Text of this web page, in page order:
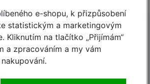
Skvělé ceny
e-shopu, k přizpůsobení
statistickým a marketingovým
Kliknutím na tlačítko „Přijímám“
a zpracováním a my vám